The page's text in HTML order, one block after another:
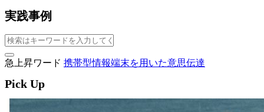
実践事例
急上昇ワード 携帯型情報端末を用いた意思伝達
Pick Up